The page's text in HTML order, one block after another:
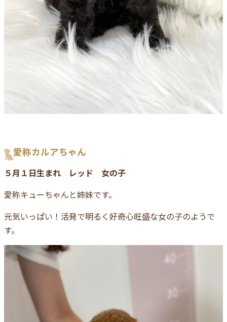
愛称カルアちゃん
５月１日生まれ レッド 女の子
愛称キューちゃんと姉妹です。
元気いっぱい！活発で明るく好奇心旺盛な女の子のようで
す。